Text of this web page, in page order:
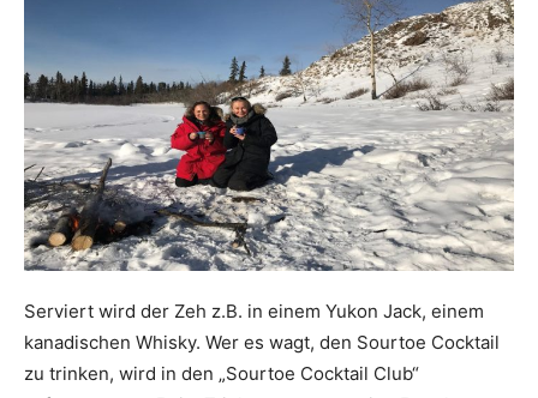
Serviert wird der Zeh z.B. in einem Yukon Jack, einem
kanadischen Whisky. Wer es wagt, den Sourtoe Cocktail
zu trinken, wird in den „Sourtoe Cocktail Club“